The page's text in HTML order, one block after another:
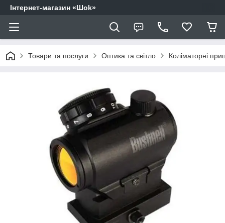
Інтернет-магазин «Шоk»
Товари та послуги Оптика та світло Коліматорні